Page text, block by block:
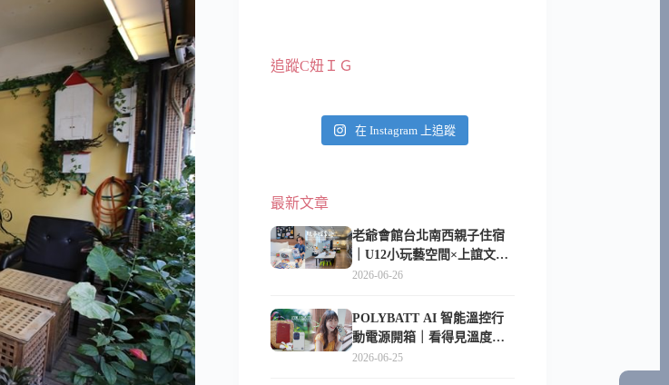
追蹤C妞ＩＧ
在 Instagram 上追蹤
最新文章
老爺會館台北南西親子住宿
｜U12小玩藝空間×上誼文
化，暑假帶孩子這樣玩
2026-06-26
POLYBATT AI 智能溫控行
動電源開箱｜看得見溫度與
電量，外出更安心的
2026-06-25